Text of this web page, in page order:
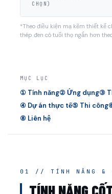
CHỌN)
*Theo điều kiện mạ kẽm thiết kế
thép đen có tuổi thọ ngắn hơn
MỤC LỤC
① Tính năng② Ứng dụng③
④ Dự án thực tế⑤ Thi công
⑧ Liên hệ
01 // TÍNH NĂNG &
TÍNH NĂNG